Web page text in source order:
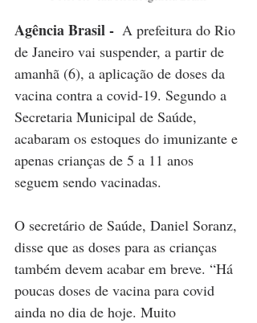
Agência Brasil - A prefeitura do Rio
de Janeiro vai suspender, a partir de
amanhã (6), a aplicação de doses da
vacina contra a covid-19. Segundo a
Secretaria Municipal de Saúde,
acabaram os estoques do imunizante e
apenas crianças de 5 a 11 anos
seguem sendo vacinadas.
O secretário de Saúde, Daniel Soranz,
disse que as doses para as crianças
também devem acabar em breve. “Há
poucas doses de vacina para covid
ainda no dia de hoje. Muito